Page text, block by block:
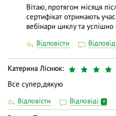
✅ поєднання декількох
міфи чи реальність;
✅ ключові аспекти
діагностики.
⚡️ Участь у майстер-класі
електронним
вдалого проходження
Вітаю, протягом місяця
сертифікат отримають
вебінари циклу та
Відповісти
Катерина Ліснюк
Все супер,дякую
Відповісти Відповіді 0